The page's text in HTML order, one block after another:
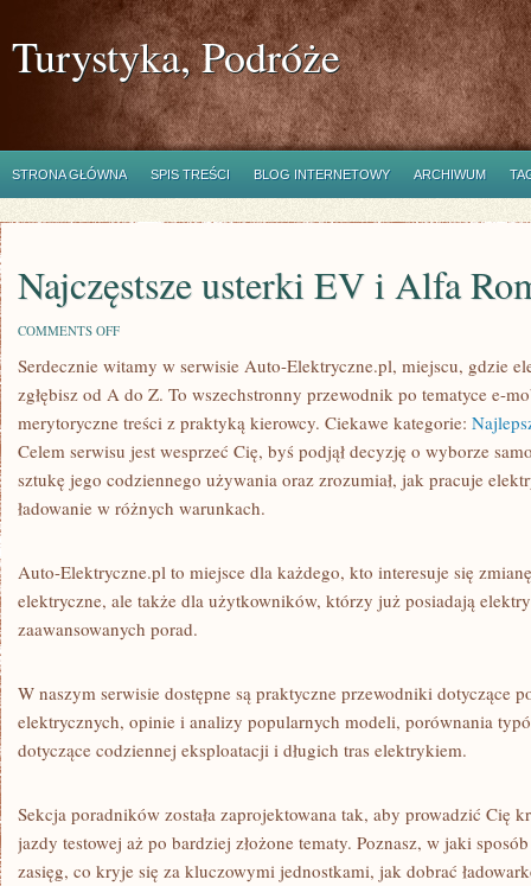
Turystyka, Podróże
STRONA GŁÓWNA SPIS TREŚCI BLOG INTERNETOWY ARCHIWUM
Najczęstsze usterki EV i Alfa
COMMENTS OFFON
USTERKI
I
ALFA
Serdecznie witamy w serwisie Auto-Elektryczne.pl, miejscu, gdzie
zgłębisz od A do Z. To wszechstronny przewodnik po tematyce e-
merytoryczne treści z praktyką kierowcy. Ciekawe kategorie:
Celem serwisu jest wesprzeć Cię, byś podjął decyzję o wyborze
sztukę jego codziennego używania oraz zrozumiał, jak pracuje
ładowanie w różnych warunkach.
Auto-Elektryczne.pl to miejsce dla każdego, kto interesuje się
elektryczne, ale także dla użytkowników, którzy już posiadają
zaawansowanych porad.
W naszym serwisie dostępne są praktyczne przewodniki dotyczące
elektrycznych, opinie i analizy popularnych modeli, porównania
dotyczące codziennej eksploatacji i długich tras elektrykiem.
Sekcja poradników została zaprojektowana tak, aby prowadzić Cię
jazdy testowej aż po bardziej złożone tematy. Poznasz, w jaki
zasięg, co kryje się za kluczowymi jednostkami, jak dobrać